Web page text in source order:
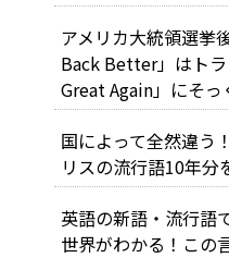
アメリカ大統領選挙
Back Better」はト
Great Again」にそっ
国によって全然違う
リスの流行語10年分
英語の新語・流行語
世界がわかる！この